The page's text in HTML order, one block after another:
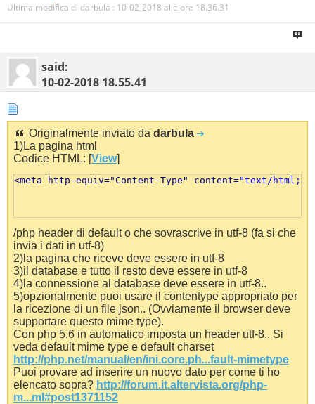
Ultima modifica di darbula : 10-02-2018 alle ore 18.36.31
said:
10-02-2018 18.55.41
Originalmente inviato da darbula
1)La pagina html
Codice HTML: [View]
<meta http-equiv="Content-Type" content="text/html;
/php header di default o che sovrascrive in utf-8 (fa si che
invia i dati in utf-8)
2)la pagina che riceve deve essere in utf-8
3)il database e tutto il resto deve essere in utf-8
4)la connessione al database deve essere in utf-8..
5)opzionalmente puoi usare il contentype appropriato per
la ricezione di un file json.. (Ovviamente il browser deve
supportare questo mime type).
Con php 5.6 in automatico imposta un header utf-8.. Si
veda default mime type e default charset
http://php.net/manual/en/ini.core.ph...fault-mimetype
Puoi provare ad inserire un nuovo dato per come ti ho
elencato sopra? http://forum.it.altervista.org/php-
m...ml#post1371152